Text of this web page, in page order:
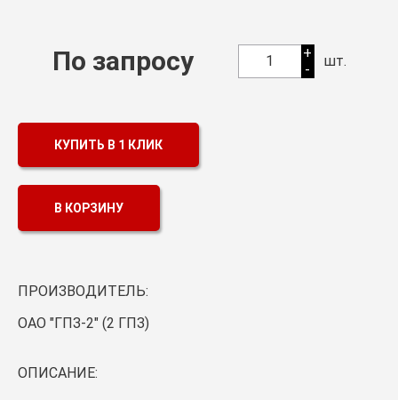
СмазкаПо запросу 1
+
-
шт.
КУПИТЬ В 1 КЛИК
В КОРЗИНУ
ПРОИЗВОДИТЕЛЬ:
ОАО "ГПЗ-2" (2 ГПЗ)
ОПИСАНИЕ: